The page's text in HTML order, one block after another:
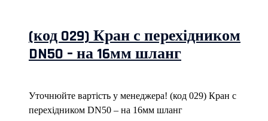
(код 029) Кран с перехідником
DN50 – на 16мм шланг
Уточнюйте вартість у менеджера! (код 029) Кран с
перехідником DN50 – на 16мм шланг